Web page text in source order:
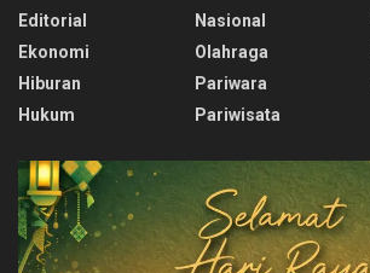
Editorial
Ekonomi
Hiburan
Hukum
Nasional
Olahraga
Pariwara
Pariwisata